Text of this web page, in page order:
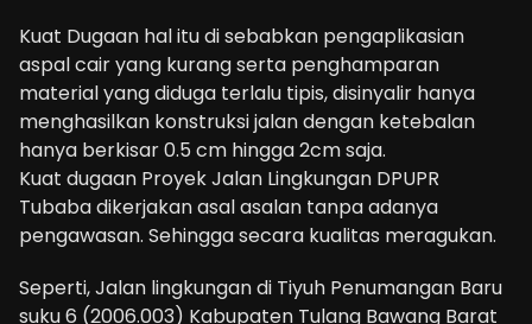
Kuat Dugaan hal itu di sebabkan pengaplikasian
aspal cair yang kurang serta penghamparan
material yang diduga terlalu tipis, disinyalir hanya
menghasilkan konstruksi jalan dengan ketebalan
hanya berkisar 0.5 cm hingga 2cm saja.
Kuat dugaan Proyek Jalan Lingkungan DPUPR
Tubaba dikerjakan asal asalan tanpa adanya
pengawasan. Sehingga secara kualitas meragukan.
Seperti, Jalan lingkungan di Tiyuh Penumangan Baru
suku 6 (2006.003) Kabupaten Tulang Bawang Barat